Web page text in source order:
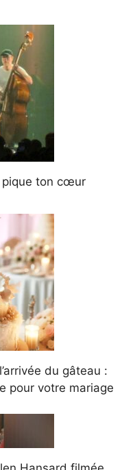
pique ton cœur
du gâteau :
pour votre mariage